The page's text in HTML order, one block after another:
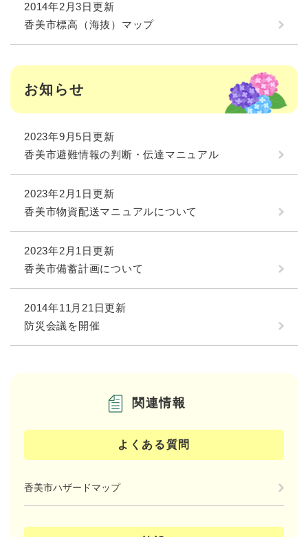
2014年2月3日更新
香美市標高（海抜）マップ
お知らせ
2023年9月5日更新
香美市避難情報の判断・伝達マニュアル
2023年2月1日更新
香美市物資配送マニュアルについて
2023年2月1日更新
香美市備蓄計画について
2014年11月21日更新
防災会議を開催
関連情報
よくある質問
香美市ハザードマップ